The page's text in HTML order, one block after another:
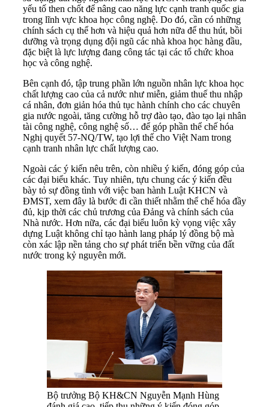
yếu tố then chốt để nâng cao năng lực cạnh tranh quốc gia
trong lĩnh vực khoa học công nghệ. Do đó, cần có những
chính sách cụ thể hơn và hiệu quả hơn nữa để thu hút, bồi
dưỡng và trọng dụng đội ngũ các nhà khoa học hàng đầu,
đặc biệt là lực lượng đang công tác tại các tổ chức khoa
học và công nghệ.
Bên cạnh đó, tập trung phần lớn nguồn nhân lực khoa học
chất lượng cao của cả nước như miễn, giảm thuế thu nhập
cá nhân, đơn giản hóa thủ tục hành chính cho các chuyên
gia nước ngoài, tăng cường hỗ trợ đào tạo, đào tạo lại nhân
tài công nghệ, công nghệ số… để góp phần thể chế hóa
Nghị quyết 57-NQ/TW, tạo lợi thế cho Việt Nam trong
cạnh tranh nhân lực chất lượng cao.
Ngoài các ý kiến nêu trên, còn nhiều ý kiến, đóng góp của
các đại biểu khác. Tuy nhiên, tựu chung các ý kiến đều
bày tỏ sự đồng tình với việc ban hành Luật KHCN và
ĐMST, xem đây là bước đi cần thiết nhằm thể chế hóa đầy
đủ, kịp thời các chủ trương của Đảng và chính sách của
Nhà nước. Hơn nữa, các đại biểu luôn kỳ vọng việc xây
dựng Luật không chỉ tạo hành lang pháp lý đồng bộ mà
còn xác lập nền tảng cho sự phát triển bền vững của đất
nước trong kỷ nguyên mới.
Bộ trưởng Bộ KH&CN Nguyễn Mạnh Hùng